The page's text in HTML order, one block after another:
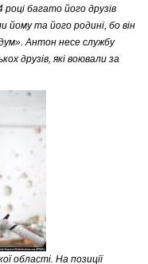
році багато його друзів
йому та його родині, бо він
Антон несе службу
друзів, які воювали за
області. На позиції